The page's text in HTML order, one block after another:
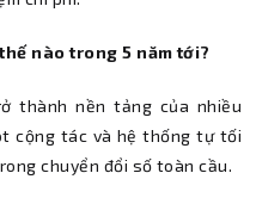
nào trong 5 năm tới?
thành nền tảng của nhiều
cộng tác và hệ thống tự tối
chuyển đổi số toàn cầu.